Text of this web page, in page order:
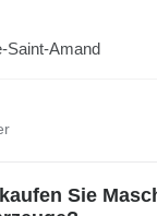
Saint-Amand
Sie